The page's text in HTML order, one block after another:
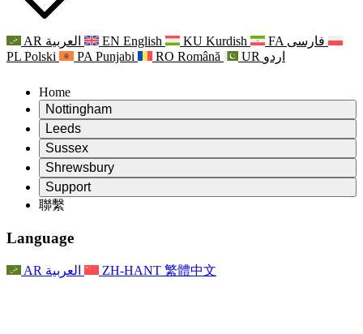
AR العربية EN English KU Kurdish FA فارسی
PL Polski PA Punjabi RO Română UR اردو
Home
Nottingham
Review
評審主席
獨立審核小組
職權範圍
獨立審查最終報告
常見問題
For Families
最新消息
Leeds
Review
評審主席
獨立審核小組
職權範圍
聯繫
家庭心理支持
家庭更新
事件
Sussex
Review
評審主席
獨立審核小組
職權範圍
聯繫
For Families
家庭心理支持
家庭更新
Shrewsbury
Review
產科複查的職權範圍
Reports
獨立審查的最終報告
獨立審查報告的首次報告
For Families
Support
Leeds
Nottingham
家庭心理支援服務
心理健康危機支援
聯繫
Language
AR العربية ZH-HANT 繁體中文